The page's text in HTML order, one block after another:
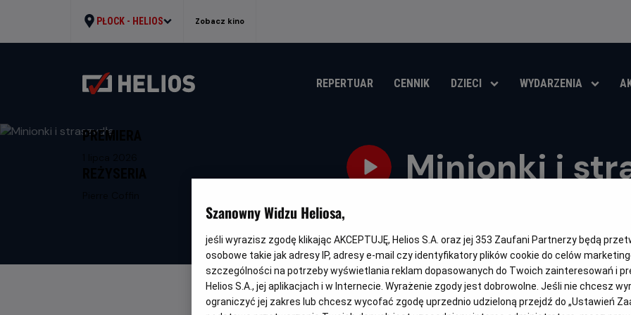
PŁOCK - HELIOS Zobacz kino
REPERTUAR CENNIK DZIECI WYDARZENIA
Minionki i
OBSERWUJ
PREMIERA
DUBBING FAMILIJNY
Szanowny Widzu Heliosa,
jeśli wyrazisz zgodę klikając AKCEPTUJĘ, Helios S.A. oraz jej 353 Zaufani Partnerzy będą
osobowe takie jak adresy IP, adresy e-mail czy identyfikatory plików cookie do celów
szczególności na potrzeby wyświetlania reklam dopasowanych do Twoich zainteresowań i
Helios S.A., jej aplikacjach i w Internecie. Wyrażenie zgody jest dobrowolne. Jeśli nie chcesz
ograniczyć jej zakres lub chcesz wycofać zgodę uprzednio udzieloną przejdź do „Ustawień